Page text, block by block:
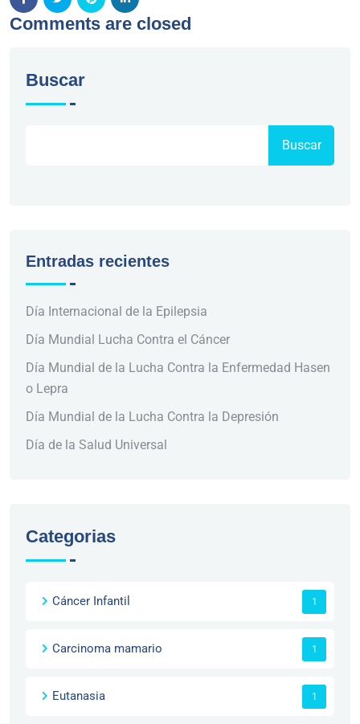
Comments are closed
Buscar
Buscar
Entradas recientes
Día Internacional de la Epilepsia
Día Mundial Lucha Contra el Cáncer
Día Mundial de la Lucha Contra la Enfermedad Hasen
o Lepra
Día Mundial de la Lucha Contra la Depresión
Día de la Salud Universal
Categorias
Cáncer Infantil 1
Carcinoma mamario 1
Eutanasia 1